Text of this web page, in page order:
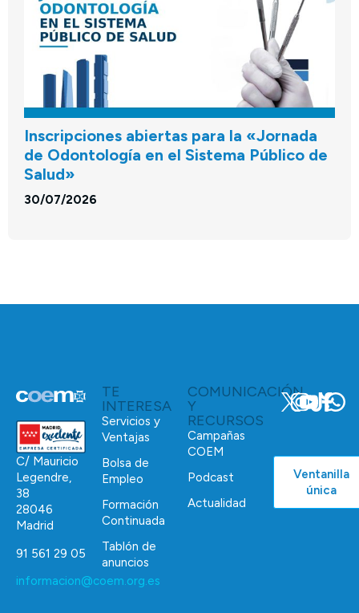
Inscripciones abiertas para la «Jornada
de Odontología en el Sistema Público de
Salud»
30/07/2026
C/ Mauricio
Legendre,
38
28046
Madrid
91 561 29 05
informacion@coem.org.es
TE
INTERESA
Servicios y
Ventajas
Bolsa de
Empleo
Formación
Continuada
Tablón de
anuncios
COMUNICACIÓN
Y
RECURSOS
Campañas
COEM
Podcast
Actualidad
Ventanilla
única